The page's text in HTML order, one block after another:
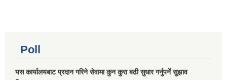
Poll
यस कार्यालयबाट प्रदान गरिने सेवामा कुन कुरा बढी सुधार गर्नुपर्ने सुझाव